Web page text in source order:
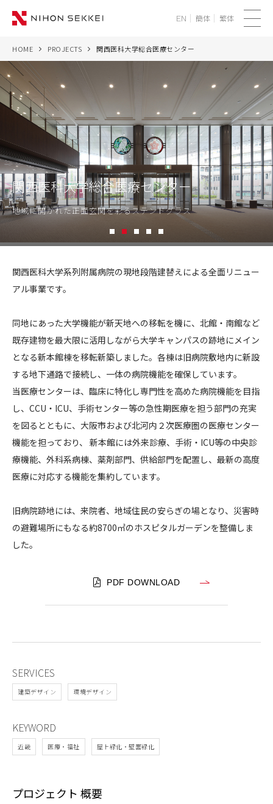
ュ
SERVICES
PROJECTS
THINK
NEWS
CORPORATE
RECRUIT
コンプライアンスポリシー プライバシーポリシー ご利用規約
EN 簡体 繁体
HOME PROJECTS 関西医科大学総合医療センター
関西医科大学総合医療センター
地域に開かれた正面玄関を彩るステンドグラス
関西医科大学系列附属病院の現地段階建替えによる全面リニュー
アル事業です。
同地にあった大学機能が新天地への移転を機に、北館・南館など
既存建物を最大限に活用しながら大学キャンパスの跡地にメイン
となる新本館棟を移転新築しました。各棟は旧病院敷地内に新設
する地下通路で接続し、一体の病院機能を確保しています。
当医療センターは、臨床に特化し専門性を高めた病院機能を目指
し、CCU・ICU、手術センター等の急性期医療を担う部門の充実
を図るとともに、大阪市および北河内２次医療圏の医療センター
機能を担っており、 新本館には外来診療、手術・ICU等の中央診
療機能、外科系病棟、薬剤部門、供給部門を配置し、最新の高度
医療に対応する機能を集約しています。
旧病院跡地には、来院者、地域住民の安らぎの場となり、災害時
の避難場所にもなる約8700㎡のホスピタルガーデンを整備しま
した。
PDF DOWNLOAD
SERVICES
建築デザイン 環境デザイン
KEYWORD
近畿 医療・福祉 屋上緑化・壁面緑化
プロジェクト 概要